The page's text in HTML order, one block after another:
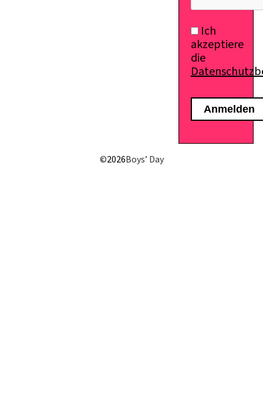
Ich
akzeptiere
die
©2026Boys’ Day